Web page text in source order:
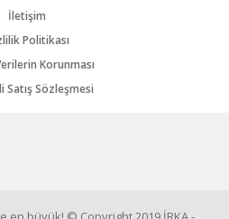
İletişim
Politikası
Korunması
Satış Sözleşmesi